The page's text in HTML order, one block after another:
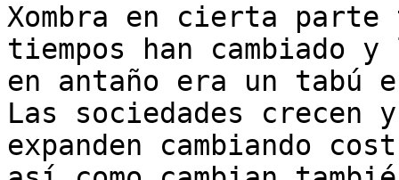
Xombra en cierta
tiempos han cambiado
en antaño era un tabú
Las sociedades crecen
expanden cambiando